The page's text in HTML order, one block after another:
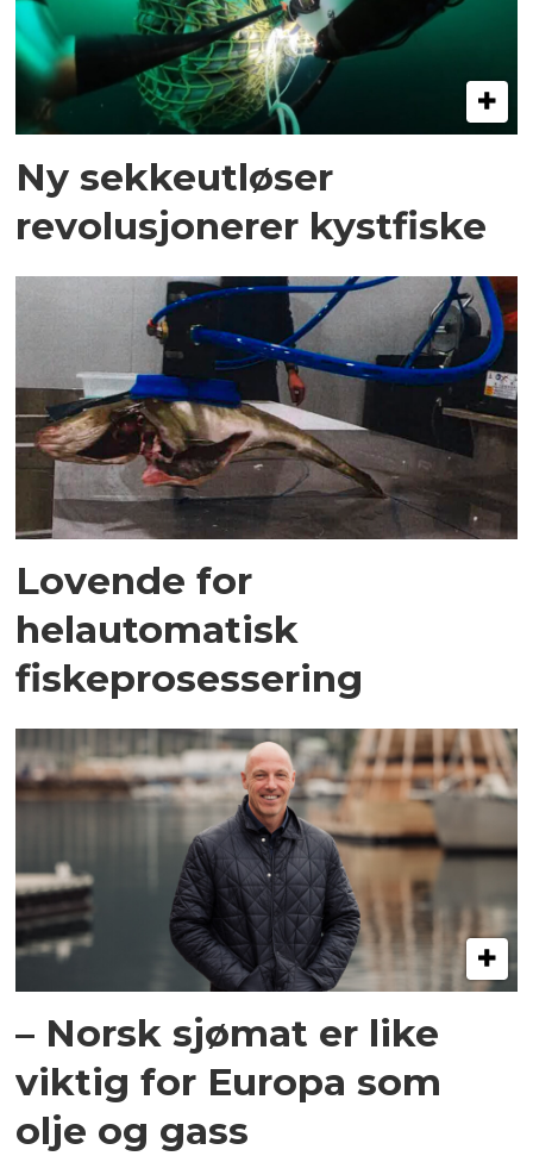
Ny sekkeutløser
revolusjonerer kystfiske
Lovende for
helautomatisk
fiskeprosessering
– Norsk sjømat er like
viktig for Europa som
olje og gass